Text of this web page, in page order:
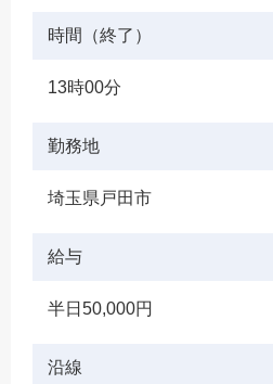
時間（終了）
13時00分
勤務地
埼玉県戸田市
給与
半日50,000円
沿線